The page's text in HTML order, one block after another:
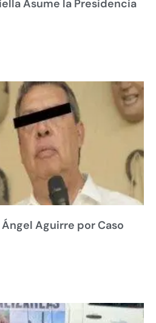
Asume la Presidencia
Aguirre por Caso